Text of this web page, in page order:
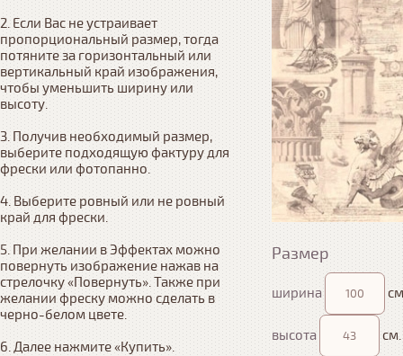
Размер
ширина
высота см.
2. Если Вас не устраивает
пропорциональный размер, тогда
потяните за горизонтальный или
вертикальный край изображения,
чтобы уменьшить ширину или
высоту.
3. Получив необходимый размер,
выберите подходящую фактуру для
фрески или фотопанно.
4. Выберите ровный или не ровный
край для фрески.
5. При желании в Эффектах можно
повернуть изображение нажав на
стрелочку «Повернуть». Также при
желании фреску можно сделать в
черно-белом цвете.
6. Далее нажмите «Купить».